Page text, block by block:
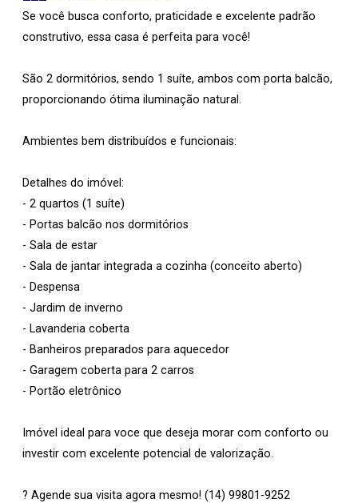
Se você busca conforto, praticidade e excelente padrão
construtivo, essa casa é perfeita para você!
São 2 dormitórios, sendo 1 suíte, ambos com porta balcão,
proporcionando ótima iluminação natural.
Ambientes bem distribuídos e funcionais:
Detalhes do imóvel:
- 2 quartos (1 suíte)
- Portas balcão nos dormitórios
- Sala de estar
- Sala de jantar integrada a cozinha (conceito aberto)
- Despensa
- Jardim de inverno
- Lavanderia coberta
- Banheiros preparados para aquecedor
- Garagem coberta para 2 carros
- Portão eletrônico
Imóvel ideal para voce que deseja morar com conforto ou
investir com excelente potencial de valorização.
? Agende sua visita agora mesmo! (14) 99801-9252